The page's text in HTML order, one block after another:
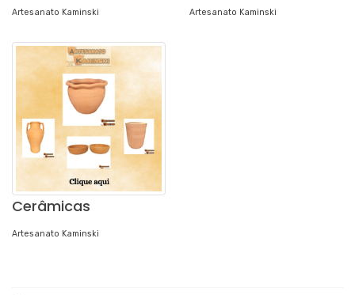
Artesanato Kaminski Artesanato Kaminski
Cerâmicas
Artesanato Kaminski